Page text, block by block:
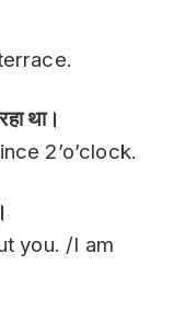
था।
2’o’clock.
you. /I am